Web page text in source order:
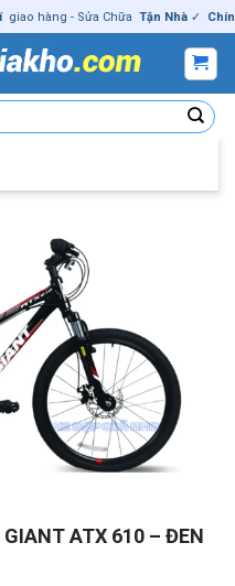
hàng - Sửa Chữa Tận Nhà ✓ Chính
ATX 610 – ĐEN